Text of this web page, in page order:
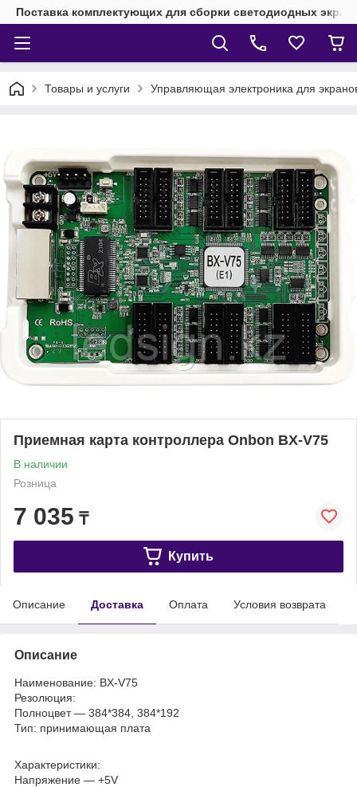
Поставка комплектующих для сборки светодиодных
Товары и услуги Управляющая электроника для
Приемная карта контроллера Onbon BX-V75
В наличии
Розница
7 035 ₸
Купить
Описание Доставка Оплата Условия возврата
Описание
Наименование: BX-V75
Резолюция:
Полноцвет — 384*384, 384*192
Тип: принимающая плата
Характеристики:
Напряжение ― +5V